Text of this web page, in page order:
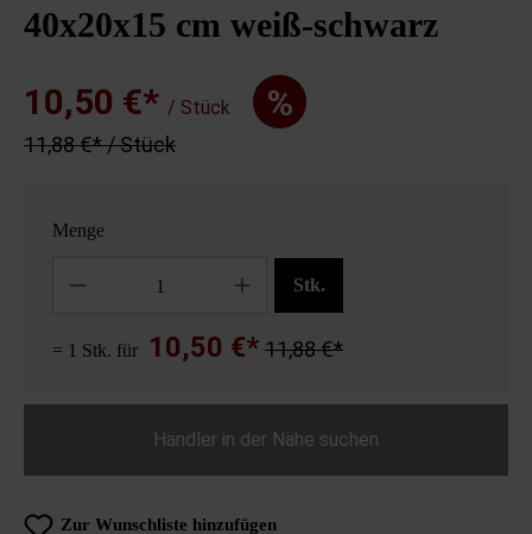
40x20x15 cm weiß-schwarz
10,50 €* / Stück %
11,88 €* / Stück
Menge
Stk.
= 1 Stk. für 10,50 €* 11,88 €*
Händler in der Nähe suchen
Zur Wunschliste hinzufügen